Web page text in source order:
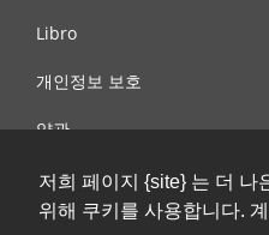
저희 페이지 {site} 는 더 나
위해 쿠키를 사용합니다.
Libro
개인정보 보호
약관
제안, 문의